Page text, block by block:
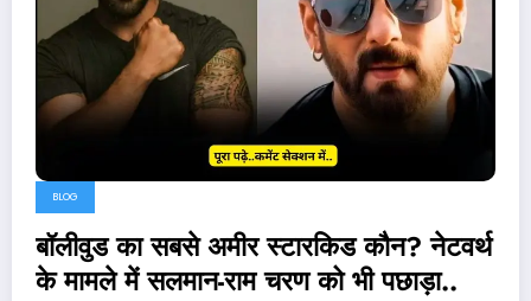
BLOG
बॉलीवुड का सबसे अमीर स्टारकिड कौन? नेटवर्थ
के मामले में सलमान-राम चरण को भी पछाड़ा..